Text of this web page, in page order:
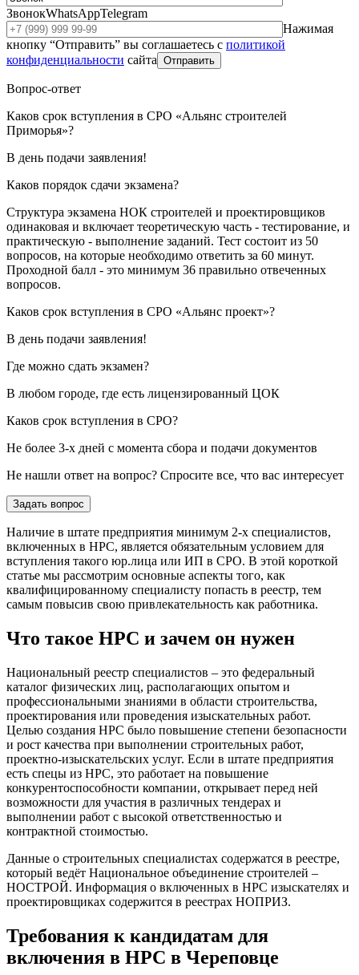
ЗвонокWhatsAppTelegram
Нажимая
кнопку “Отправить” вы соглашаетесь с политикой
конфиденциальности сайта Отправить
Вопрос-ответ
Каков срок вступления в СРО «Альянс строителей
Приморья»?
В день подачи заявления!
Каков порядок сдачи экзамена?
Структура экзамена НОК строителей и проектировщиков
одинаковая и включает теоретическую часть - тестирование, и
практическую - выполнение заданий. Тест состоит из 50
вопросов, на которые необходимо ответить за 60 минут.
Проходной балл - это минимум 36 правильно отвеченных
вопросов.
Каков срок вступления в СРО «Альянс проект»?
В день подачи заявления!
Где можно сдать экзамен?
В любом городе, где есть лицензированный ЦОК
Каков срок вступления в СРО?
Не более 3-х дней с момента сбора и подачи документов
Не нашли ответ на вопрос? Спросите все, что вас интересует
Задать вопрос
Наличие в штате предприятия минимум 2-х специалистов,
включенных в НРС, является обязательным условием для
вступления такого юр.лица или ИП в СРО. В этой короткой
статье мы рассмотрим основные аспекты того, как
квалифицированному специалисту попасть в реестр, тем
самым повысив свою привлекательность как работника.
Что такое НРС и зачем он нужен
Национальный реестр специалистов – это федеральный
каталог физических лиц, располагающих опытом и
профессиональными знаниями в области строительства,
проектирования или проведения изыскательных работ.
Целью создания НРС было повышение степени безопасности
и рост качества при выполнении строительных работ,
проектно-изыскательских услуг. Если в штате предприятия
есть спецы из НРС, это работает на повышение
конкурентоспособности компании, открывает перед ней
возможности для участия в различных тендерах и
выполнении работ с высокой ответственностью и
контрактной стоимостью.
Данные о строительных специалистах содержатся в реестре,
который ведёт Национальное объединение строителей –
НОСТРОЙ. Информация о включенных в НРС изыскателях и
проектировщиках содержится в реестрах НОПРИЗ.
Требования к кандидатам для
включения в НРС в Череповце